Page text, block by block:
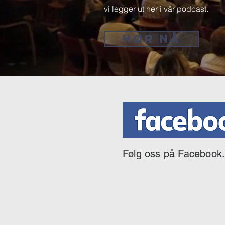
vi legger ut her i vår podcast.
HØR NÅ
Følg oss på Facebook.